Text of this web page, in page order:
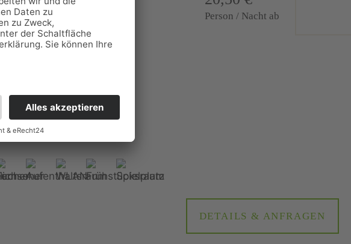
Herberge; ideal für
und Platz für
Person / Nacht ab
DETAILS & ANFRAGEN